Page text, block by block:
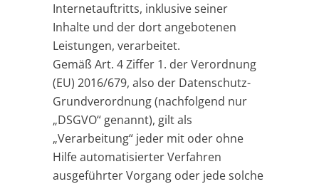
Internetauftritts, inklusive seiner
Inhalte und der dort angebotenen
Leistungen, verarbeitet.
Gemäß Art. 4 Ziffer 1. der Verordnung
(EU) 2016/679, also der Datenschutz-
Grundverordnung (nachfolgend nur
„DSGVO“ genannt), gilt als
„Verarbeitung“ jeder mit oder ohne
Hilfe automatisierter Verfahren
ausgeführter Vorgang oder jede solche